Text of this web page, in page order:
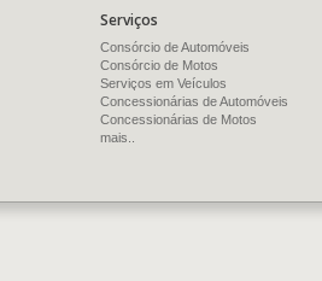
Serviços
Consórcio de Automóveis
Consórcio de Motos
Serviços em Veículos
Concessionárias de Automóveis
Concessionárias de Motos
mais..